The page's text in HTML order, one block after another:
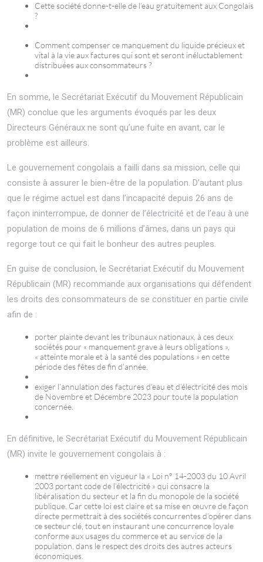
Cette société donne-t-elle de l’eau gratuitement aux Congolais
?
Comment compenser ce manquement du liquide précieux et
vital à la vie aux factures qui sont et seront inéluctablement
distribuées aux consommateurs ?
En somme, le Secrétariat Exécutif du Mouvement Républicain
(MR) conclue que les arguments évoqués par les deux
Directeurs Généraux ne sont qu’une fuite en avant, car le
problème est ailleurs.
Le gouvernement congolais a failli dans sa mission, celle qui
consiste à assurer le bien-être de la population. D’autant plus
que le régime actuel est dans l’incapacité depuis 26 ans de
façon ininterrompue, de donner de l’électricité et de l’eau à une
population de moins de 6 millions d’âmes, dans un pays qui
regorge tout ce qui fait le bonheur des autres peuples.
En guise de conclusion, le Secrétariat Exécutif du Mouvement
Républicain (MR) recommande aux organisations qui défendent
les droits des consommateurs de se constituer en partie civile
afin de :
porter plainte devant les tribunaux nationaux, à ces deux
sociétés pour « manquement grave à leurs obligations »,
« atteinte morale et à la santé des populations » en cette
période des fêtes de fin d’année.
exiger l’annulation des factures d’eau et d’électricité des mois
de Novembre et Décembre 2023 pour toute la population
concernée.
En définitive, le Secrétariat Exécutif du Mouvement Républicain
(MR) invite le gouvernement congolais à :
mettre réellement en vigueur la « Loi n° 14-2003 du 10 Avril
2003 portant code de l’électricité » qui consacre la
libéralisation du secteur et la fin du monopole de la société
publique. Car cette loi est claire et sa mise en œuvre de façon
directe permettrait à des sociétés concurrentes d’opérer dans
ce secteur clé, tout en instaurant une concurrence loyale
conforme aux usages du commerce et au service de la
population, dans le respect des droits des autres acteurs
économiques.